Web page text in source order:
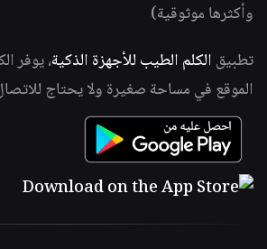
وأكثرها موثوقية)
تطبيق الكلم الطيب للأجهزة الذكية، يوفر
الموقع في مساحة صغيرة ولا يحتاج